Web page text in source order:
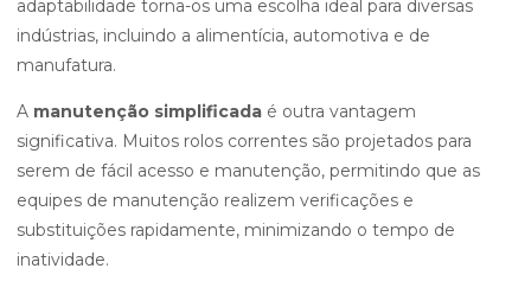
adaptabilidade torna-os uma escolha ideal para diversas
indústrias, incluindo a alimentícia, automotiva e de
manufatura.
A manutenção simplificada é outra vantagem
significativa. Muitos rolos correntes são projetados para
serem de fácil acesso e manutenção, permitindo que as
equipes de manutenção realizem verificações e
substituições rapidamente, minimizando o tempo de
inatividade.